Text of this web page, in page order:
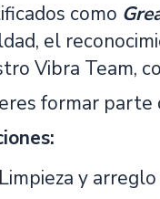
como
el
Vibra Team,
formar parte
Limpieza y